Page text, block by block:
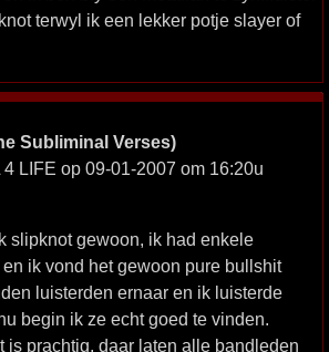
terwyl ik een lekker potje slayer of
Subliminal Verses)
LIFE op 09-01-2007 om 16:20u
slipknot gewoon, ik had enkele
ik vond het gewoon pure bullshit
luisterden ernaar en ik luisterde
begin ik ze echt goed te vinden.
is prachtig, daar laten alle bandleden